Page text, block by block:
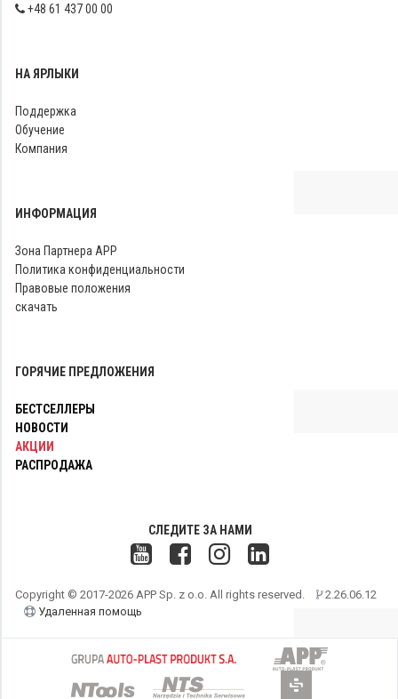
+48 61 437 00 00
НА ЯРЛЫКИ
Поддержка
Обучение
Компания
ИНФОРМАЦИЯ
Зона Партнера APP
Политика конфиденциальности
Правовые положения
скачать
ГОРЯЧИЕ ПРЕДЛОЖЕНИЯ
БЕСТСЕЛЛЕРЫ
НОВОСТИ
АКЦИИ
РАСПРОДАЖА
СЛЕДИТЕ ЗА НАМИ
Copyright © 2017-2026 APP Sp. z o.o. All rights reserved.
2.26.06.12
Удаленная помощь